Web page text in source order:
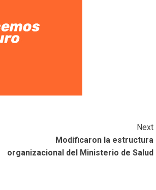
Next
Modificaron la estructura
organizacional del Ministerio de Salud